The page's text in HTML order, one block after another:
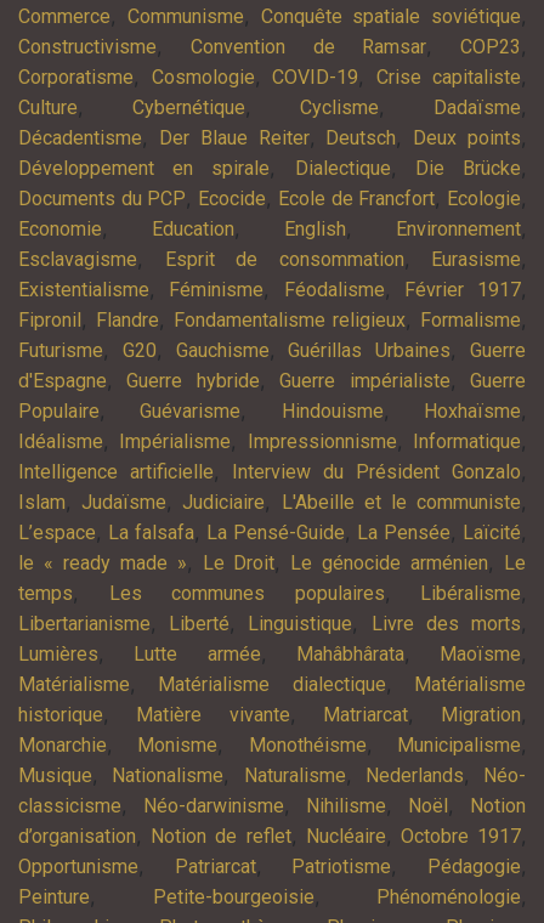
Commerce, Communisme, Conquête spatiale soviétique,
Constructivisme, Convention de Ramsar, COP23 ,
Corporatisme, Cosmologie, COVID-19, Crise capitaliste,
Culture, Cybernétique, Cyclisme, Dadaïsme,
Décadentisme, Der Blaue Reiter, Deutsch, Deux points,
Développement en spirale, Dialectique, Die Brücke,
Documents du PCP, Ecocide, Ecole de Francfort, Ecologie,
Economie, Education, English, Environnement,
Esclavagisme, Esprit de consommation, Eurasisme,
Existentialisme, Féminisme, Féodalisme, Février 1917,
Fipronil , Flandre, Fondamentalisme religieux, Formalisme,
Futurisme, G20, Gauchisme,Guérillas Urbaines,Guerre
d'Espagne,Guerre hybride,Guerre impérialiste,Guerre
Populaire,Guévarisme, Hindouisme, Hoxhaïsme,
Idéalisme, Impérialisme, Impressionnisme, Informatique,
Intelligence artificielle, Interview du Président Gonzalo,
Islam, Judaïsme, Judiciaire, L'Abeille et le communiste,
L’espace, La falsafa, La Pensé-Guide, La Pensée, Laïcité,
le « ready made », Le Droit, Le génocide arménien,
Le
temps, Les communes populaires, Libéralisme,
Libertarianisme, Liberté, Linguistique, Livre des morts,
Lumières, Lutte armée, Mahâbhârata, Maoïsme,
Matérialisme, Matérialisme dialectique,
Matérialisme
historique, Matière vivante, Matriarcat, Migration,
Monarchie, Monisme, Monothéisme, Municipalisme,
Musique, Nationalisme, Naturalisme, Nederlands,
Néo-
classicisme, Néo-darwinisme, Nihilisme, Noël ,
Notion
d’organisation, Notion de reflet, Nucléaire, Octobre 1917,
Opportunisme, Patriarcat, Patriotisme, Pédagogie,
Peinture, Petite-bourgeoisie, Phénoménologie,